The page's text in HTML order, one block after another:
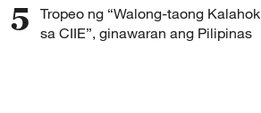
5
Tropeo ng “Walong-taong Kalahok
sa CIIE”, ginawaran ang Pilipinas